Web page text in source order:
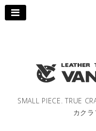
コ
ン
SMALL PIECE. TRUE
カクラ